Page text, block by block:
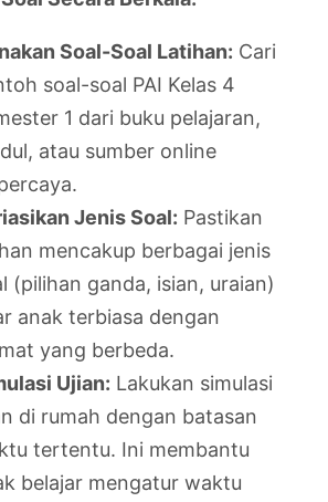
Soal-Soal Latihan: Cari
soal-soal PAI Kelas 4
1 dari buku pelajaran,
atau sumber online
Jenis Soal: Pastikan
mencakup berbagai jenis
(pilihan ganda, isian, uraian)
anak terbiasa dengan
yang berbeda.
Ujian: Lakukan simulasi
di rumah dengan batasan
tertentu. Ini membantu
belajar mengatur waktu